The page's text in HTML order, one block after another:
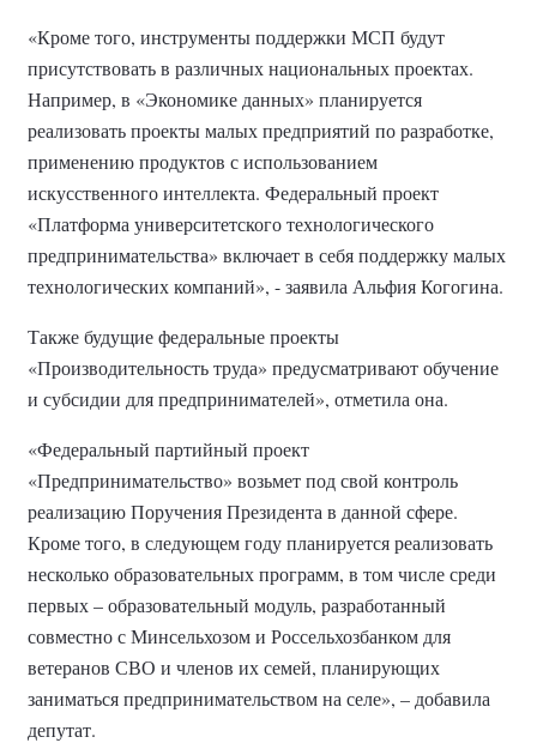
«Кроме того, инструменты поддержки МСП будут
присутствовать в различных национальных проектах.
Например, в «Экономике данных» планируется
реализовать проекты малых предприятий по разработке,
применению продуктов с использованием
искусственного интеллекта. Федеральный проект
«Платформа университетского технологического
предпринимательства» включает в себя поддержку малых
технологических компаний», - заявила Альфия Когогина.
Также будущие федеральные проекты
«Производительность труда» предусматривают обучение
и субсидии для предпринимателей», отметила она.
«Федеральный партийный проект
«Предпринимательство» возьмет под свой контроль
реализацию Поручения Президента в данной сфере.
Кроме того, в следующем году планируется реализовать
несколько образовательных программ, в том числе среди
первых – образовательный модуль, разработанный
совместно с Минсельхозом и Россельхозбанком для
ветеранов СВО и членов их семей, планирующих
заниматься предпринимательством на селе», – добавила
депутат.